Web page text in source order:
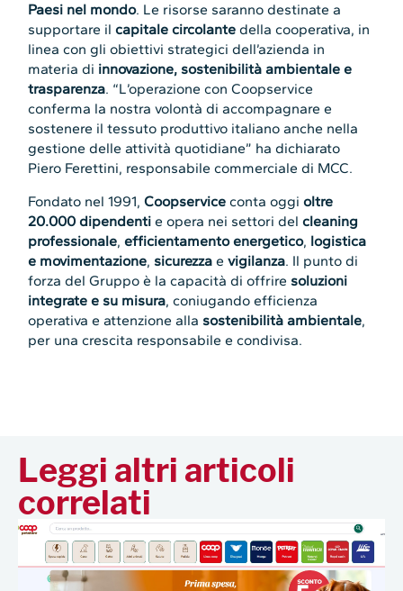
Paesi nel mondo. Le risorse saranno destinate a
supportare ilcapitale circolante della cooperativa, in
linea con gli obiettivi strategici dell’azienda in
materia di innovazione, sostenibilità ambientale e
trasparenza. “L’operazione con Coopservice
conferma la nostra volontà di accompagnare e
sostenere il tessuto produttivo italiano anche nella
gestione delle attività quotidiane” ha dichiarato
Piero Ferettini, responsabile commerciale di MCC.
Fondato nel 1991,Coopservice conta oggioltre
20.000 dipendenti e opera nei settori delcleaning
professionale,efficientamento energetico, logistica
e movimentazione, sicurezza evigilanza. Il punto di
forza del Gruppo è la capacità di offrire soluzioni
integrate e su misura, coniugando efficienza
operativa e attenzione alla sostenibilità ambientale,
per una crescita responsabile e condivisa.
Leggi altri articoli
correlati